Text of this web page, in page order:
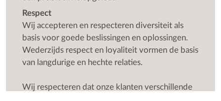
Respect
Wij accepteren en respecteren diversiteit als
basis voor goede beslissingen en oplossingen.
Wederzijds respect en loyaliteit vormen de basis
van langdurige en hechte relaties.
Wij respecteren dat onze klanten verschillende